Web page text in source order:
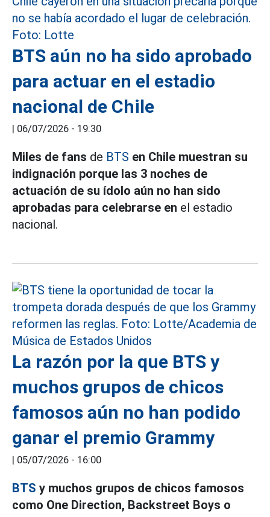
BTS aún no ha sido aprobado
para actuar en el estadio
nacional de Chile
| 06/07/2026 - 19:30
Miles de fans de BTS en Chile muestran su
indignación porque las 3 noches de
actuación de su ídolo aún no han sido
aprobadas para celebrarse en el estadio
nacional.
La razón por la que BTS y
muchos grupos de chicos
famosos aún no han podido
ganar el premio Grammy
| 05/07/2026 - 16:00
BTS y muchos grupos de chicos famosos
como One Direction, Backstreet Boys o